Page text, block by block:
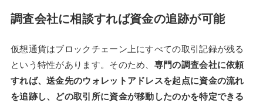
調査会社に相談すれば資金の追跡が可能
仮想通貨はブロックチェーン上にすべての取引記録が残る
という特性があります。そのため、 専門の調査会社に依頼
すれば、送金先のウォレットアドレスを起点に資金の流れ
を追跡し、どの取引所に資金が移動したのかを特定できる